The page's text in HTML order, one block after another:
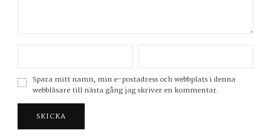
Spara mitt namn, min e-postadress och webbplats i denna
webbläsare till nästa gång jag skriver en kommentar.